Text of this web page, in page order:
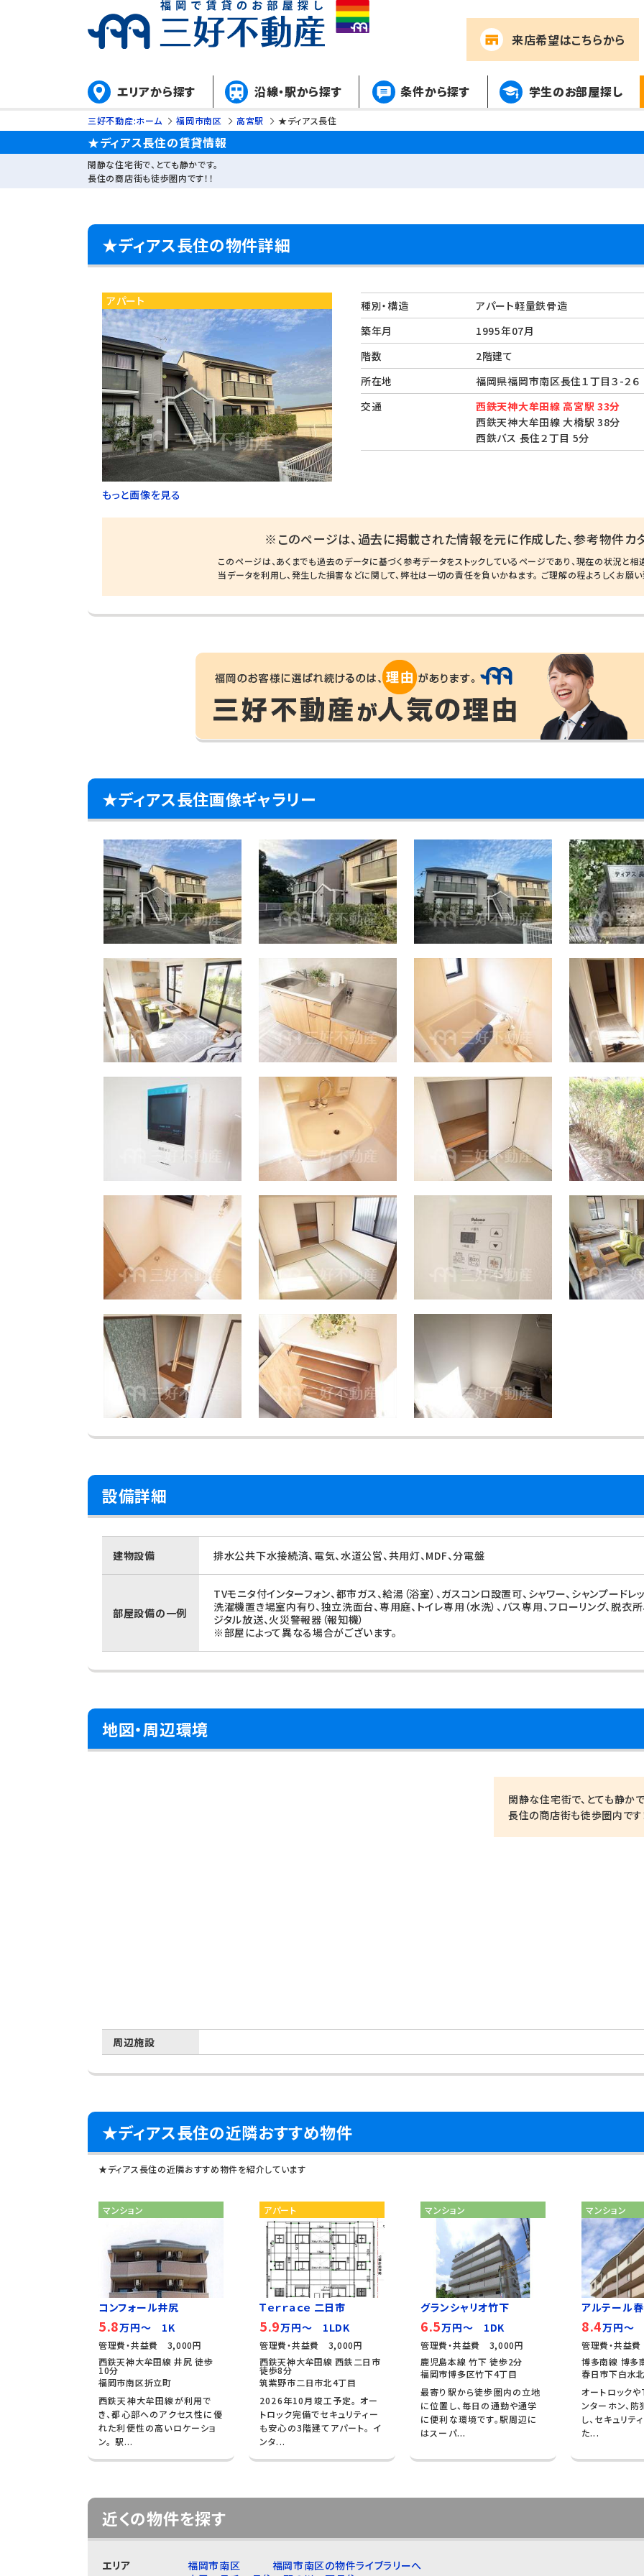
来店希望はこちらから
エリアから探す 沿線・駅から探す 条件から探す 学生のお部屋探し
三好不動産:ホーム 福岡市南区 高宮駅 ★ディアス長住
★ディアス長住の賃貸情報
閑静な住宅街で、とても静かです。
長住の商店街も徒歩圏内です！！
★ディアス長住の物件詳細
アパート
もっと画像を見る
種別・構造
アパート軽量鉄骨造
築年月
1995年07月
階数
2階建て
所在地
福岡県福岡市南区長住１丁目３-２
交通
西鉄天神大牟田線 高宮駅 33分
西鉄天神大牟田線 大橋駅 38分
西鉄バス 長住２丁目 5分
※このページは、過去に掲載された情報を元に作成した、参考物件カ
このページは、あくまでも過去のデータに基づく参考データをストックしているページであり、現在の状況と相
当データを利用し、発生した損害などに関して、弊社は一切の責任を負いかねます。 ご理解の程よろしくお願い
★ディアス長住画像ギャラリー
設備詳細
建物設備 排水公共下水接続済、電気、水道公営、共用灯、MDF、分電盤
部屋設備の一例
TVモニタ付インターフォン、都市ガス、給湯（浴室）、ガスコンロ設置可、シャワー、シャンプードレ
洗濯機置き場室内有り、独立洗面台、専用庭、トイレ専用（水洗）、バス専用、フローリング、脱衣
ジタル放送、火災警報器（報知機）
※部屋によって異なる場合がございます。
地図・周辺環境
閑静な住宅街で、とても静かで
長住の商店街も徒歩圏内です
周辺施設
★ディアス長住の近隣おすすめ物件
★ディアス長住の近隣おすすめ物件を紹介しています
マンション
コンフォール井尻
5.8万円～ 1K
管理費・共益費 3,000円
西鉄天神大牟田線 井尻 徒歩
10分
福岡市南区折立町
西鉄天神大牟田線が利用で
き、都心部へのアクセス性に優
れた利便性の高いロケーショ
ン。 駅...
アパート
Ｔｅｒｒａｃｅ 二日市
5.9万円～ 1LDK
管理費・共益費 3,000円
西鉄天神大牟田線 西鉄二日市
徒歩8分
筑紫野市二日市北4丁目
2026年10月竣工予定。 オー
トロック完備でセキュリティー
も安心の3階建てアパート。 イ
ンタ...
マンション
グランシャリオ竹下
6.5万円～ 1DK
管理費・共益費 3,000円
鹿児島本線 竹下 徒歩2分
福岡市博多区竹下4丁目
最寄り駅から徒歩圏内の立地
に位置し、毎日の通勤や通学
に便利な環境です。駅周辺に
はスーパ...
マンション
アルテール
8.4万円～
管理費・共益
博多南線 博多
春日市下白水
オートロック
ンターホン、
し、セキュリ
た...
近くの物件を探す
エリア 福岡市南区
福岡市南区の物件ライブラリーへ